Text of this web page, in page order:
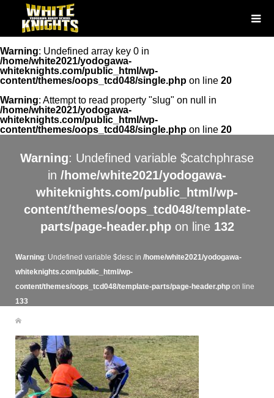
Warning: Undefined array key 0 in
/home/white2021/yodogawa-
whiteknights.com/public_html/wp-
content/themes/oops_tcd048/single.php on line 20
Warning: Attempt to read property "slug" on null in
/home/white2021/yodogawa-
whiteknights.com/public_html/wp-
content/themes/oops_tcd048/single.php on line 20
Warning: Undefined variable $catchphrase
in /home/white2021/yodogawa-
whiteknights.com/public_html/wp-
content/themes/oops_tcd048/template-
parts/page-header.phpon line 132
Warning: Undefined variable $desc in /home/white2021/yodogawa-
whiteknights.com/public_html/wp-
content/themes/oops_tcd048/template-parts/page-header.phpon line
133